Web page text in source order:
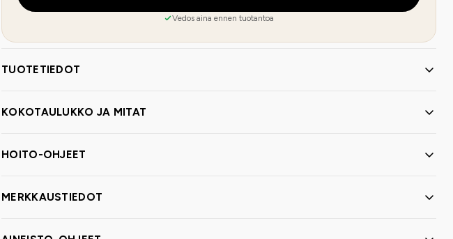
Vedos aina ennen tuotantoa
TUOTETIEDOT
KOKOTAULUKKO JA MITAT
HOITO-OHJEET
MERKKAUSTIEDOT